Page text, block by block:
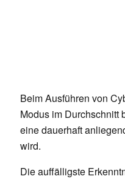
Beim Ausführen von
Modus im Durchschnitt
eine dauerhaft
wird.
Die auffälligste